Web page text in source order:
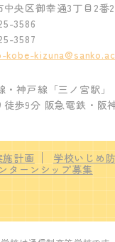
央区御幸通3丁目2番
3586
3587
kobe-
・神戸線「三ノ宮駅
徒歩9分 阪急電鉄・阪
施計画 学校いじめ
ターンシップ募集